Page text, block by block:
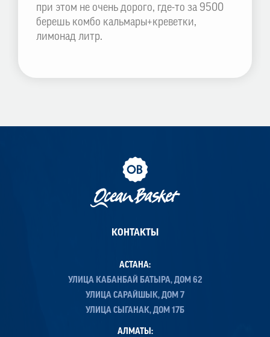
при этом не очень дорого, где-то за 9500
берешь комбо кальмары+креветки,
лимонад литр.
КОНТАКТЫ
АСТАНА:
УЛИЦА КАБАНБАЙ БАТЫРА, ДОМ 62
УЛИЦА САРАЙШЫК, ДОМ 7
УЛИЦА СЫГАНАК, ДОМ 17Б
АЛМАТЫ: